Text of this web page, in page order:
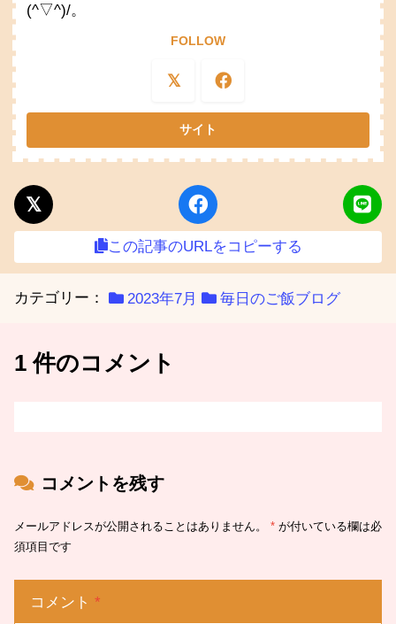
(^▽^)/。
FOLLOW
この記事のURLをコピーする
カテゴリー： 2023年7月 毎日のご飯ブログ
1 件のコメント
コメントを残す
メールアドレスが公開されることはありません。 * が付いている欄は必
須項目です
コメント *